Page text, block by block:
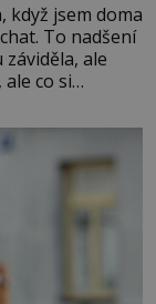
když jsem doma
To nadšení
ale
co si
když